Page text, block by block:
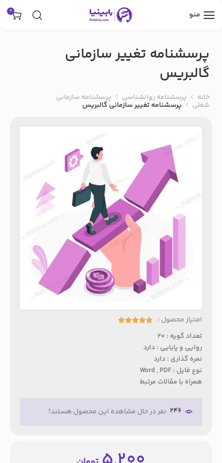
منو 0
پرسشنامه تغییر سازمانی
گالبریس
خانه پرسشنامه روانشناسی پرسشنامه سازمانی
شغلی پرسشنامه تغییر سازمانی گالبریس
امتیاز محصول : 




تعداد گویه : 20
روایی و پایایی : دارد
نمره گذاری : دارد
نوع فایل : Word , PDF
همراه با مقالات مرتبط
246 نفر در حال مشاهده این محصول هستند!